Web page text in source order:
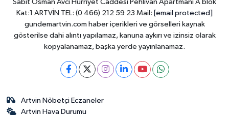
Sabit Osman Avcı Hürriyet Caddesi Pehlivan Apartmanı A blok
Kat:1 ARTVİN TEL: (0 466) 212 59 23 Mail: [email protected]
gundemartvin.com haber içerikleri ve görselleri kaynak
gösterilse dahi alıntı yapılamaz, kanuna aykırı ve izinsiz olarak
kopyalanamaz, başka yerde yayınlanamaz.
Artvin Nöbetçi Eczaneler
Artvin Hava Durumu